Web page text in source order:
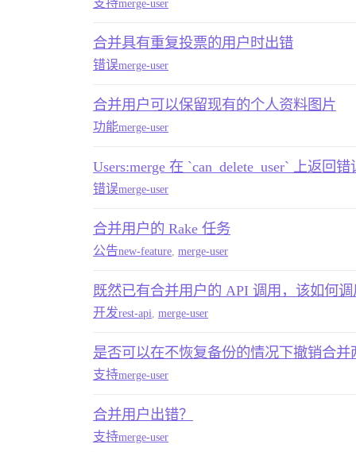
支持merge-user
合并具有重复投票的用户时出错
错误merge-user
合并用户可以保留现有的个人资料图片
功能merge-user
Users:merge 在 `can_delete_user` 上返回错
错误merge-user
合并用户的 Rake 任务
公告new-feature merge-user
既然已有合并用户的 API 调用，该如何调
开发rest-api merge-user
是否可以在不恢复备份的情况下撤销合并
支持merge-user
合并用户出错？
支持merge-user